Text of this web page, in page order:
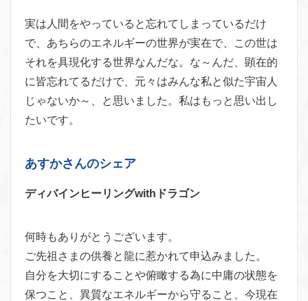
実は人間をやっていると忘れてしまっているだけ
で、あちらのエネルギーの世界が実在で、この世は
それを具現化する世界なんだな。な～んだ、顕在的
に皆忘れてるだけで、元々はみんな私と似た宇宙人
じゃないか～、と思いました。私はもっと思い出し
たいです。
あすかさんのシェア
ディバインヒーリングwithドラゴン
何時もありがとうございます。
ご先祖さまの供養と龍に惹かれて申込みました。
自分を大切にすることや俯瞰する為に中庸の状態を
保つこと、異質なエネルギーから守ること、今現在